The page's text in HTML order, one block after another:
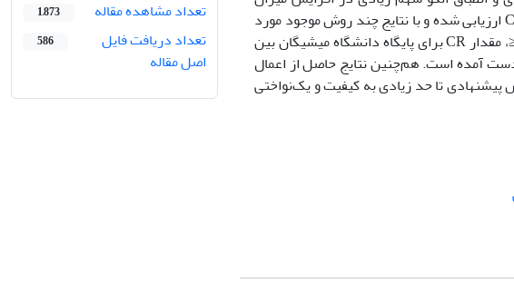
فشرده‌سازی دارند. کارایی روش پیشنهادی طبق معیارهای PRD و CR ارزیابی شده و با نتایج چند روش موجود مورد
مقایسه قرار گرفته است. در این ارزیابی به ازای محدوده‌ی 5%PRD≤، مقدار CR برای پایگاه دانشگاه میشیگان بین
و برای پایگاه دانشگاه واشنگتن بین 2500 تا 4125 به دست آمده است. هم‌چنین نتایج حاصل از اعمال
تا حد زیادی به کیفیت و یک‌نواختی
تعداد مشاهده مقاله
1,873
تعداد دریافت فایل
اصل مقاله
586